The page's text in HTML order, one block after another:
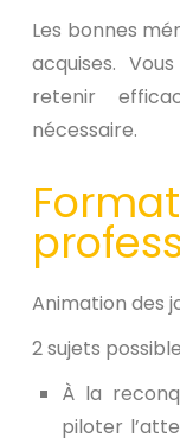
Les bonnes
acquises.
retenir
nécessaire.
Animation des
2 sujets
À la
piloter